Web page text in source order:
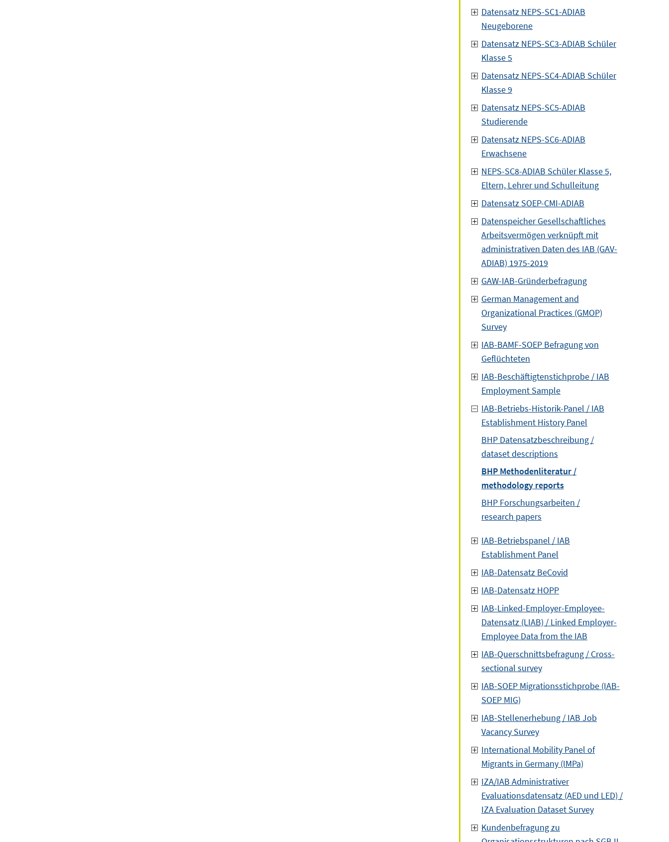
Datensatz NEPS-SC1-ADIAB
Neugeborene
Datensatz NEPS-SC3-ADIAB Schüler
Klasse 5
Datensatz NEPS-SC4-ADIAB Schüler
Klasse 9
Datensatz NEPS-SC5-ADIAB
Studierende
Datensatz NEPS-SC6-ADIAB
Erwachsene
NEPS-SC8-ADIAB Schüler Klasse 5,
Eltern, Lehrer und Schulleitung
Datensatz SOEP-CMI-ADIAB
Datenspeicher Gesellschaftliches
Arbeitsvermögen verknüpft mit
administrativen Daten des IAB (GAV-
ADIAB) 1975-2019
GAW-IAB-Gründerbefragung
German Management and
Organizational Practices (GMOP)
Survey
IAB-BAMF-SOEP Befragung von
Geflüchteten
IAB-Beschäftigtenstichprobe / IAB
Employment Sample
IAB-Betriebs-Historik-Panel / IAB
Establishment History Panel
BHP Datensatzbeschreibung /
dataset descriptions
BHP Methodenliteratur /
methodology reports
BHP Forschungsarbeiten /
research papers
IAB-Betriebspanel / IAB
Establishment Panel
IAB-Datensatz BeCovid
IAB-Datensatz HOPP
IAB-Linked-Employer-Employee-
Datensatz (LIAB) / Linked Employer-
Employee Data from the IAB
IAB-Querschnittsbefragung / Cross-
sectional survey
IAB-SOEP Migrationsstichprobe (IAB-
SOEP MIG)
IAB-Stellenerhebung / IAB Job
Vacancy Survey
International Mobility Panel of
Migrants in Germany (IMPa)
IZA/IAB Administrativer
Evaluationsdatensatz (AED und LED) /
IZA Evaluation Dataset Survey
Kundenbefragung zu